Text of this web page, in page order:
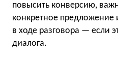
повысить конверсию,
конкретное предложение
в ходе разговора — если
диалога.